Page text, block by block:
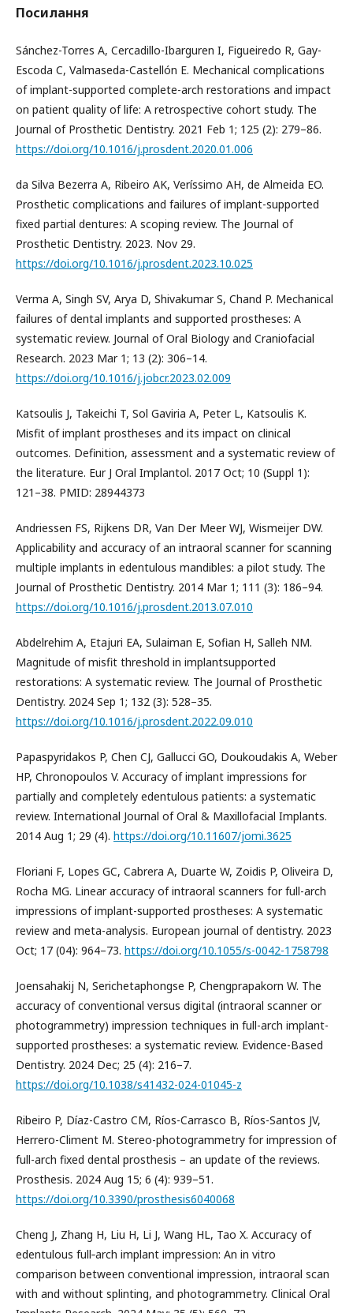
Посилання
Sánchez-Torres A, Cercadillo-Ibarguren I, Figueiredo R, Gay-
Escoda C, Valmaseda-Castellón E. Mechanical complications
of implant-supported complete-arch restorations and impact
on patient quality of life: A retrospective cohort study. The
Journal of Prosthetic Dentistry. 2021 Feb 1; 125 (2): 279–86.
https://doi.org/10.1016/j.prosdent.2020.01.006
da Silva Bezerra A, Ribeiro AK, Veríssimo AH, de Almeida EO.
Prosthetic complications and failures of implant-supported
fixed partial dentures: A scoping review. The Journal of
Prosthetic Dentistry. 2023. Nov 29.
https://doi.org/10.1016/j.prosdent.2023.10.025
Verma A, Singh SV, Arya D, Shivakumar S, Chand P. Mechanical
failures of dental implants and supported prostheses: A
systematic review. Journal of Oral Biology and Craniofacial
Research. 2023 Mar 1; 13 (2): 306–14.
https://doi.org/10.1016/j.jobcr.2023.02.009
Katsoulis J, Takeichi T, Sol Gaviria A, Peter L, Katsoulis K.
Misfit of implant prostheses and its impact on clinical
outcomes. Definition, assessment and a systematic review of
the literature. Eur J Oral Implantol. 2017 Oct; 10 (Suppl 1):
121–38. PMID: 28944373
Andriessen FS, Rijkens DR, Van Der Meer WJ, Wismeijer DW.
Applicability and accuracy of an intraoral scanner for scanning
multiple implants in edentulous mandibles: a pilot study. The
Journal of Prosthetic Dentistry. 2014 Mar 1; 111 (3): 186–94.
https://doi.org/10.1016/j.prosdent.2013.07.010
Abdelrehim A, Etajuri EA, Sulaiman E, Sofian H, Salleh NM.
Magnitude of misfit threshold in implantsupported
restorations: A systematic review. The Journal of Prosthetic
Dentistry. 2024 Sep 1; 132 (3): 528–35.
https://doi.org/10.1016/j.prosdent.2022.09.010
Papaspyridakos P, Chen CJ, Gallucci GO, Doukoudakis A, Weber
HP, Chronopoulos V. Accuracy of implant impressions for
partially and completely edentulous patients: a systematic
review. International Journal of Oral & Maxillofacial Implants.
2014 Aug 1; 29 (4). https://doi.org/10.11607/jomi.3625
Floriani F, Lopes GC, Cabrera A, Duarte W, Zoidis P, Oliveira D,
Rocha MG. Linear accuracy of intraoral scanners for full-arch
impressions of implant-supported prostheses: A systematic
review and meta-analysis. European journal of dentistry. 2023
Oct; 17 (04): 964–73. https://doi.org/10.1055/s-0042-1758798
Joensahakij N, Serichetaphongse P, Chengprapakorn W. The
accuracy of conventional versus digital (intraoral scanner or
photogrammetry) impression techniques in full-arch implant-
supported prostheses: a systematic review. Evidence-Based
Dentistry. 2024 Dec; 25 (4): 216–7.
https://doi.org/10.1038/s41432-024-01045-z
Ribeiro P, Díaz-Castro CM, Ríos-Carrasco B, Ríos-Santos JV,
Herrero-Climent M. Stereo-photogrammetry for impression of
full-arch fixed dental prosthesis – an update of the reviews.
Prosthesis. 2024 Aug 15; 6 (4): 939–51.
https://doi.org/10.3390/prosthesis6040068
Cheng J, Zhang H, Liu H, Li J, Wang HL, Tao X. Accuracy of
edentulous full‐arch implant impression: An in vitro
comparison between conventional impression, intraoral scan
with and without splinting, and photogrammetry. Clinical Oral